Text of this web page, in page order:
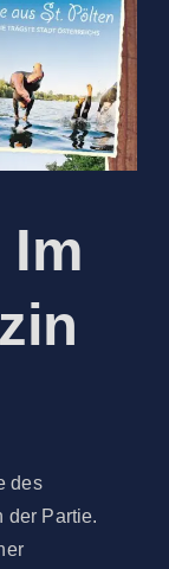
des
der Partie.